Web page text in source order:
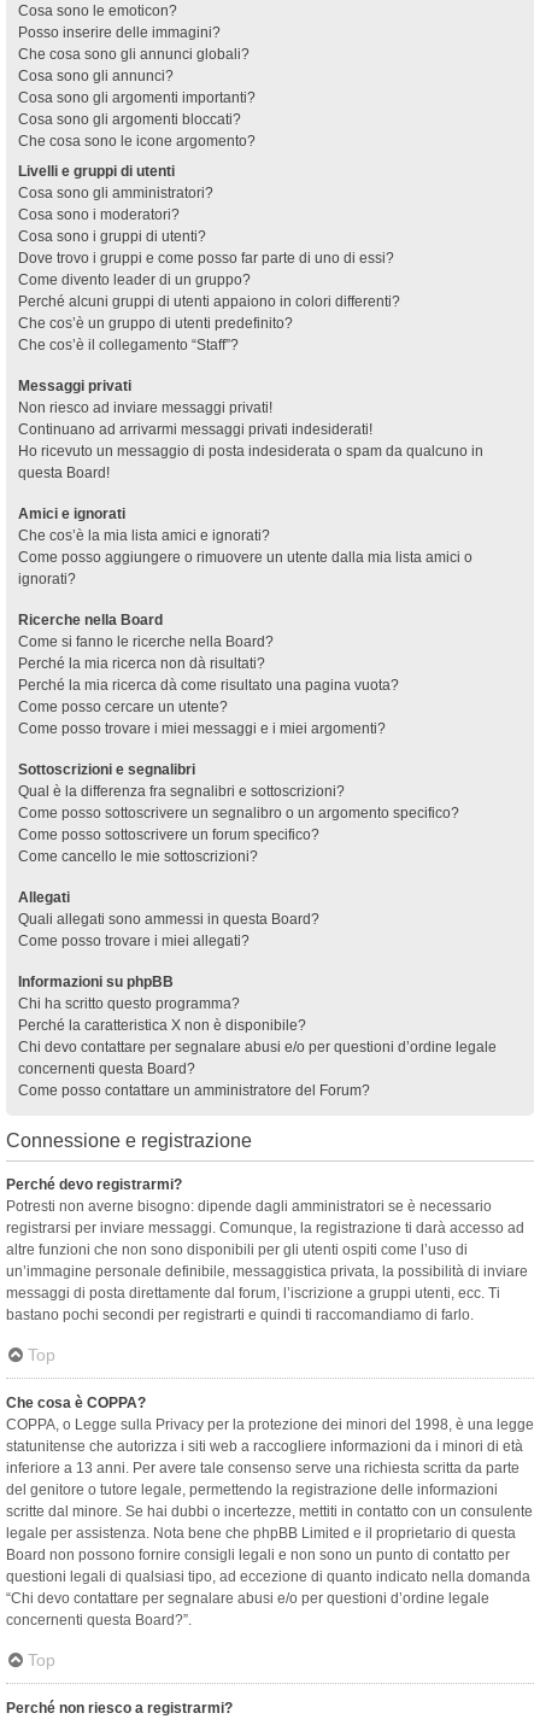
Cosa sono le emoticon?
Posso inserire delle immagini?
Che cosa sono gli annunci globali?
Cosa sono gli annunci?
Cosa sono gli argomenti importanti?
Cosa sono gli argomenti bloccati?
Che cosa sono le icone argomento?
Livelli e gruppi di utenti
Cosa sono gli amministratori?
Cosa sono i moderatori?
Cosa sono i gruppi di utenti?
Dove trovo i gruppi e come posso far parte di uno di essi?
Come divento leader di un gruppo?
Perché alcuni gruppi di utenti appaiono in colori differenti?
Che cos’è un gruppo di utenti predefinito?
Che cos’è il collegamento “Staff”?
Messaggi privati
Non riesco ad inviare messaggi privati!
Continuano ad arrivarmi messaggi privati indesiderati!
Ho ricevuto un messaggio di posta indesiderata o spam da qualcuno in
questa Board!
Amici e ignorati
Che cos’è la mia lista amici e ignorati?
Come posso aggiungere o rimuovere un utente dalla mia lista amici o
ignorati?
Ricerche nella Board
Come si fanno le ricerche nella Board?
Perché la mia ricerca non dà risultati?
Perché la mia ricerca dà come risultato una pagina vuota?
Come posso cercare un utente?
Come posso trovare i miei messaggi e i miei argomenti?
Sottoscrizioni e segnalibri
Qual è la differenza fra segnalibri e sottoscrizioni?
Come posso sottoscrivere un segnalibro o un argomento specifico?
Come posso sottoscrivere un forum specifico?
Come cancello le mie sottoscrizioni?
Allegati
Quali allegati sono ammessi in questa Board?
Come posso trovare i miei allegati?
Informazioni su phpBB
Chi ha scritto questo programma?
Perché la caratteristica X non è disponibile?
Chi devo contattare per segnalare abusi e/o per questioni d’ordine legale
concernenti questa Board?
Come posso contattare un amministratore del Forum?
Connessione e registrazione
Perché devo registrarmi?
Potresti non averne bisogno: dipende dagli amministratori se è necessario
registrarsi per inviare messaggi. Comunque, la registrazione ti darà accesso ad
altre funzioni che non sono disponibili per gli utenti ospiti come l’uso di
un’immagine personale definibile, messaggistica privata, la possibilità di inviare
messaggi di posta direttamente dal forum, l’iscrizione a gruppi utenti, ecc. Ti
bastano pochi secondi per registrarti e quindi ti raccomandiamo di farlo.
Top
Che cosa è COPPA?
COPPA, o Legge sulla Privacy per la protezione dei minori del 1998, è una legge
statunitense che autorizza i siti web a raccogliere informazioni da i minori di età
inferiore a 13 anni. Per avere tale consenso serve una richiesta scritta da parte
del genitore o tutore legale, permettendo la registrazione delle informazioni
scritte dal minore. Se hai dubbi o incertezze, mettiti in contatto con un consulente
legale per assistenza. Nota bene che phpBB Limited e il proprietario di questa
Board non possono fornire consigli legali e non sono un punto di contatto per
questioni legali di qualsiasi tipo, ad eccezione di quanto indicato nella domanda
“Chi devo contattare per segnalare abusi e/o per questioni d’ordine legale
concernenti questa Board?”.
Top
Perché non riesco a registrarmi?